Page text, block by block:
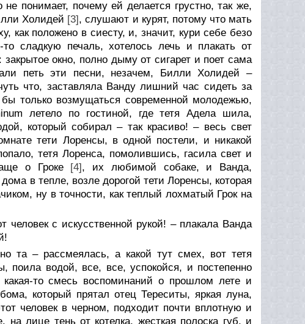
понимает, почему ей делается грустно, так же,
Холидей [3], слушают и курят, потому что мать
как положено в сиесту, и, значит, кури себе безо
сладкую печаль, хотелось лечь и плакать от
окно, полно дыму от сигарет и поет сама
петь эти песни, незачем, Билли Холидей –
что, заставляла Ванду лишний час сидеть за
только возмущаться современной молодежью,
летело по гостиной, где тетя Адела шила,
который собирал – так красиво! – весь свет
тети Лоренсы, в одной постели, и никакой
тетя Лоренса, помолившись, гасила свет и
о Гроке [4], их любимой собаке, и Ванда,
в тепле, возле дорогой тети Лоренсы, которая
ну в точности, как теплый лохматый Грок на
с искусственной рукой! – плакала Ванда
та – рассмеялась, а какой тут смех, вот тетя
поила водой, все, все, успокойся, и постепенно
то смесь воспоминаний о прошлом лете и
который прятал отец Тереситы, яркая луна,
человек в черном, подходит почти вплотную и
лице тень от котелка, жесткая полоска губ, и